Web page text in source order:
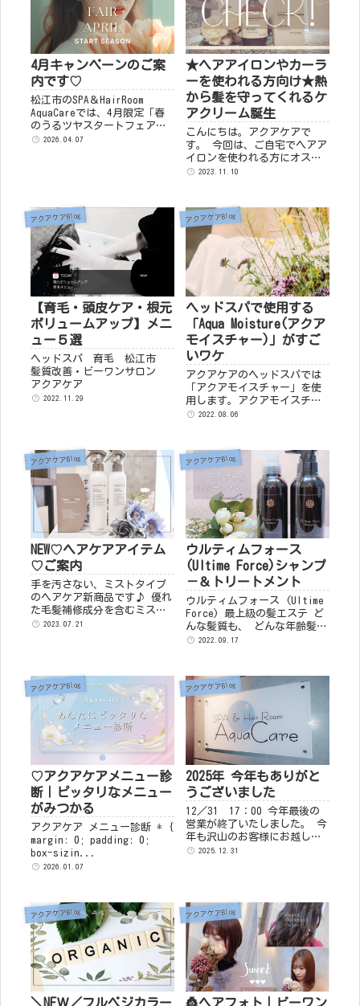
4月キャンペーンのご案
内です♡
松江市のSPA＆HairRoom
AquaCareでは、4月限定「春
のうるツヤスタートフェア」
を開催中。ビーワンやアクア
す。
2026.04.07
★ヘアアイロンやカーラ
ーを使われる方向け★熱
から髪を守ってくれるケ
アクリーム誕生
こんにちは。アクアケアで
す。 今回は、ご自宅でヘアア
イロンを使われる方にオスス
メするホームケア商品のご紹
方にし、毛髪を守るケアクリ
ーム 200...
2023.11.10
アクアケアBlog
【育毛・頭皮ケア・根元
ボリュームアップ】メニ
ュー５選
ヘッドスパ 育毛 松江市
髪質改善・ビーワンサロン
アクアケア
2022.11.29
アクアケアBlog
ヘッドスパで使用する
「Aqua Moisture(アクア
モイスチャー)」がすご
いワケ
アクアケアのヘッドスパでは
「アクアモイスチャー」を使
用します。アクアモイスチャ
ーとは、天然ハーブと栄養学
ハーブ」と言われるローズマ
リーの抽出成分「ゲンクワニ
ン」を使用した全身Aqua
M...
2022.08.06
アクアケアBlog
NEW♡ヘアケアアイテム
♡ご案内
手を汚さない、ミストタイプ
のヘアケア新商品です♪ 優れ
た毛髪補修成分を含むミスト
が髪の奥底までしっかり浸
リット ☑ハリ...
2023.07.21
アクアケアBlog
ウルティムフォース
(Ultime Force)シャンプ
－＆トリートメント
ウルティムフォース (Ultime
Force) 最上級の髪エステ ど
んな髪質も、 どんな年齢髪も
芯から美しくなれる 髪の芯ま
します。ダメージケア...
2022.09.17
アクアケアBlog
♡アクアケアメニュー診
断｜ピッタリなメニュー
がみつかる
アクアケア メニュー診断 * {
margin: 0; padding: 0;
box-sizin...
2026.01.07
アクアケアBlog
2025年 今年もありがと
うございました
12／31 17：00 今年最後の
営業が終了いたしました。 今
年も沢山のお客様にお越しい
ただき、本当にありがとうご
顔になっていた...
2025.12.31
アクアケアBlog
＼NEＷ／フルベジカラー
アクアケアBlog
👸ヘアフォト｜ビーワン